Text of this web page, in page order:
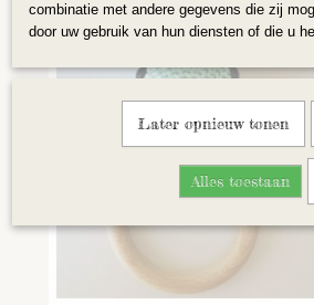
combinatie met andere gegevens die zij
door uw gebruik van hun diensten of die u
Later opnieuw tonen
Alles toestaan